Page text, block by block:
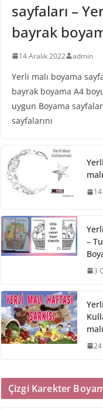
sayfaları –
bayrak
14 Aralık 2022 admin
Yerli malı boyama
bayrak boyama A4
uygun Boyama
sayfalarını
–
3
24
Çizgi Karekter